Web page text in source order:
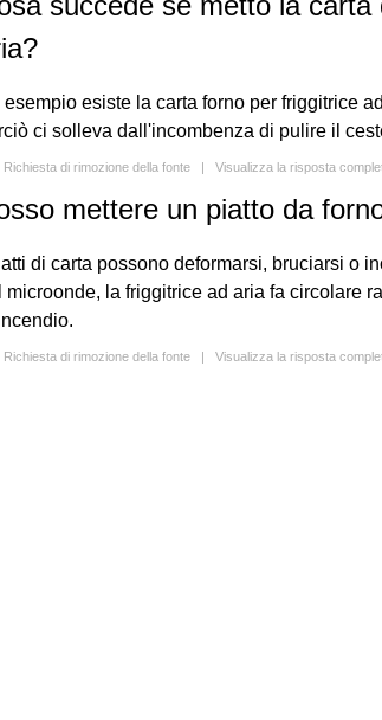
esempio esiste la carta forno per friggitrice
ci solleva dall'incombenza di pulire il
Richiesta di rimozione della fonte | Visualizza la risposta
mettere un piatto da
di carta possono deformarsi, bruciarsi o
microonde, la friggitrice ad aria fa circolare
Richiesta di rimozione della fonte | Visualizza la risposta